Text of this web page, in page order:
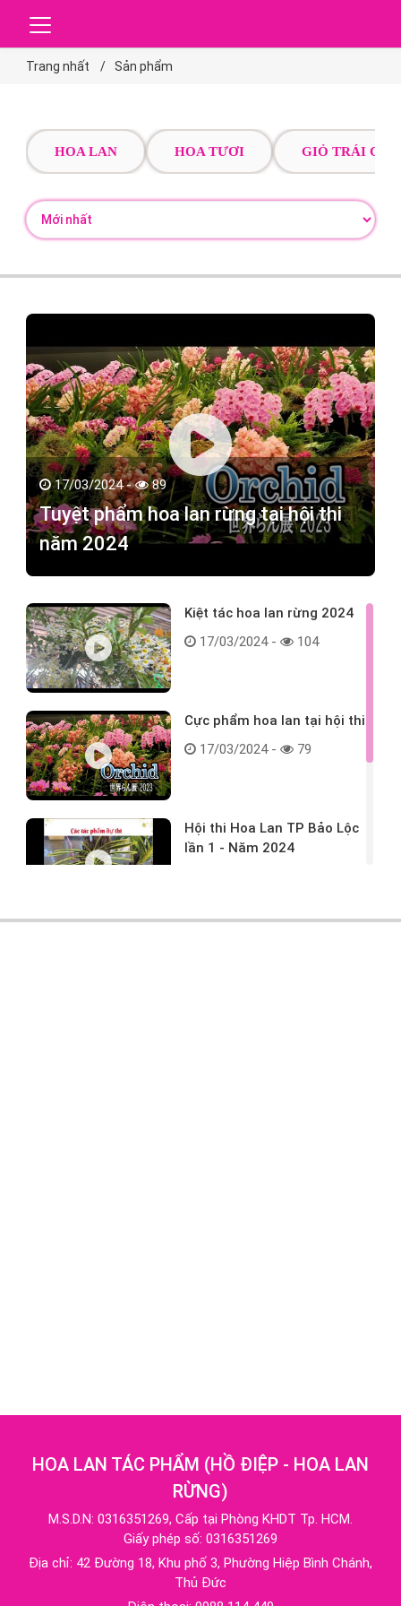
Trang nhất Sản phẩm
HOA LAN HOA TƯƠI GIỎ TRÁI CÂY
17/03/2024 - 89
Tuyệt phẩm hoa lan rừng tại hội thi
năm 2024
Kiệt tác hoa lan rừng 2024
17/03/2024 -
104
Cực phẩm hoa lan tại hội thi
17/03/2024 -
79
Hội thi Hoa Lan TP Bảo Lộc
lần 1 - Năm 2024
HOA LAN TÁC PHẨM (HỒ ĐIỆP - HOA LAN
RỪNG)
M.S.D.N: 0316351269, Cấp tại Phòng KHDT Tp. HCM.
Giấy phép số: 0316351269
Địa chỉ: 42 Đường 18, Khu phố 3, Phường Hiệp Bình Chánh,
Thủ Đức